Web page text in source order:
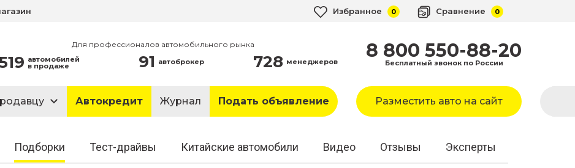
Избранное 0 Сравнение 0
Для профессионалов автомобильного рынка
автомобилей
в продаже 91 автоброкер 728 менеджеров 8 800 550-88-20
Бесплатный звонок по России
Автокредит Журнал Подать объявление Разместить авто на сайт
Подборки Тест-драйвы Китайские автомобили Видео Отзывы Эксперты